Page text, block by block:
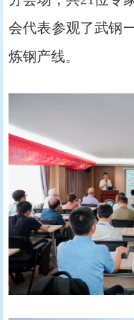
会代表参观了武钢
炼钢产线。